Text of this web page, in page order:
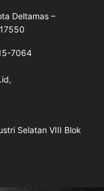
Deltamas –
7064
Selatan VIII Blok